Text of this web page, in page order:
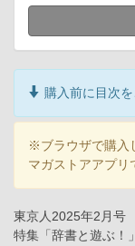
購入前に目次
※ブラウザで購入
マガストアアプリ
東京人2025年2月号
特集「辞書と遊ぶ！